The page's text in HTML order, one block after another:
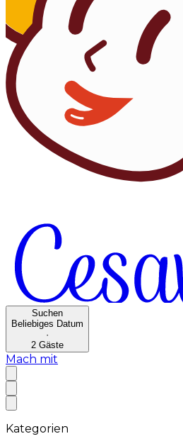
Suchen
Beliebiges Datum
·
2 Gäste
Mach mit
Kategorien